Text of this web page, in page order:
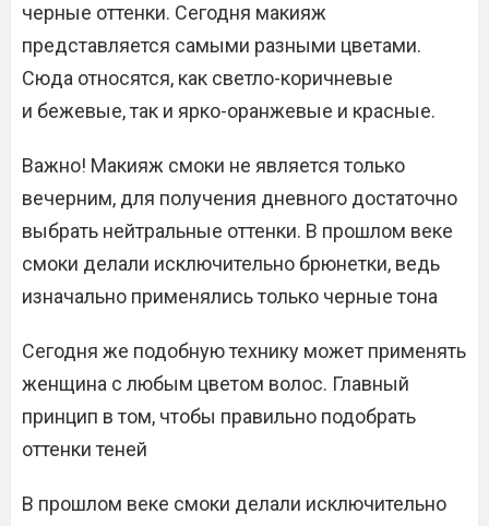
черные оттенки. Сегодня макияж
представляется самыми разными цветами.
Сюда относятся, как светло-коричневые
и бежевые, так и ярко-оранжевые и красные.
Важно! Макияж смоки не является только
вечерним, для получения дневного достаточно
выбрать нейтральные оттенки. В прошлом веке
смоки делали исключительно брюнетки, ведь
изначально применялись только черные тона
Сегодня же подобную технику может применять
женщина с любым цветом волос. Главный
принцип в том, чтобы правильно подобрать
оттенки теней
В прошлом веке смоки делали исключительно